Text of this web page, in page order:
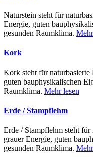
Naturstein steht für
Energie, guten
gesunden Raumklima.
Kork
Kork steht für
guten bauphysikalischen
Raumklima. Mehr lesen
Erde / Stampflehm
Erde / Stampflehm steht
grauer Energie, guten
gesunden Raumklima.